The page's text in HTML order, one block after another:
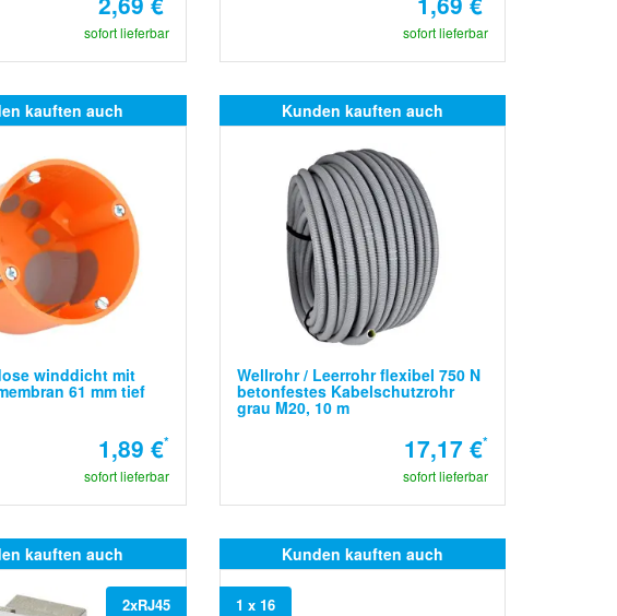
sofort lieferbar sofort lieferbar
kauften auch
winddicht mit
61 mm tief
1,89 €*
sofort lieferbar
Kunden kauften auch
Wellrohr / Leerrohr flexibel 750 N
betonfestes Kabelschutzrohr
grau M20, 10 m
17,17 €*
sofort lieferbar
kauften auch
2xRJ45
Kunden kauften auch
1 x 16